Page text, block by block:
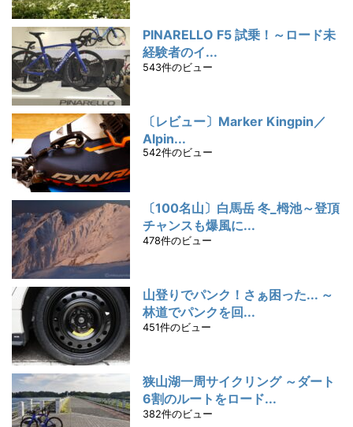
PINARELLO F5 試乗！～ロード未
経験者のイ...
543件のビュー
〔レビュー〕Marker Kingpin／
Alpin...
542件のビュー
〔100名山〕白馬岳 冬_栂池～登頂
チャンスも爆風に...
478件のビュー
山登りでパンク！さぁ困った... ～
林道でパンクを回...
451件のビュー
狭山湖一周サイクリング ～ダート
6割のルートをロード...
382件のビュー